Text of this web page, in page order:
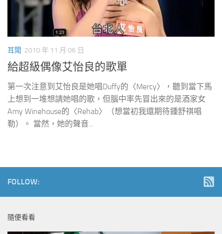
耳聞 2010 年 11 月 06 日
給超級偶像艾怡良的歌單
第一次注意到艾怡良是她唱Duffy的〈Mercy〉，聽到當下馬
上想到一堆想請她唱的歌，但腦中率先冒出來的是酒家女
Amy Winehouse的〈Rehab〉（想當初我還期待鍾舒祺唱
勒）。 當然，她的聲音...
FOLLOW:
隨便看看